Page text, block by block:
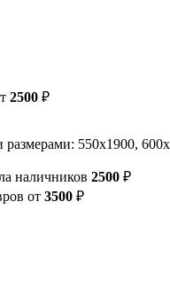
2500 ₽
размерами: 550х1900,
наличников 2500 ₽
от 3500 ₽